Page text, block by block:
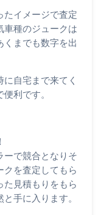
たイメージで査定
車種のジュークは
くまでも数字を出
自宅まで来てく
利です。
ーで競合となりそ
クを査定してもら
た見積もりをもら
手に入ります。